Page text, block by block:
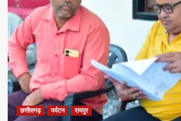
के
लिए
रवाना
विजेता
ज्ञानेश्वरी
यादव
शिक्षा
मंत्री
गजेंद्र
यादव
ने
की
छत्तीसगढ़ पर्यटन रायपुर